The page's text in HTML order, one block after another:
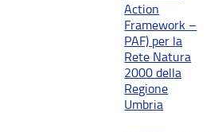
Action
Framework –
PAF) per la
Rete Natura
2000 della
Regione
Umbria